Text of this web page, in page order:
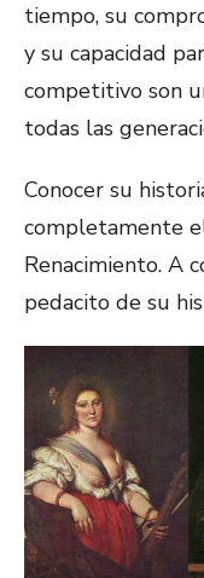
tiempo, su
y su capacidad
competitivo son
todas las
Conocer su
completamente
Renacimiento. A
pedacito de su